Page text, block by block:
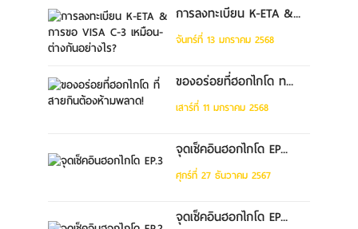
การลงทะเบียน K-ETA &...
จันทร์ที่ 13 มกราคม 2568
ของอร่อยที่ฮอกไกโด ท...
เสาร์ที่ 11 มกราคม 2568
จุดเช็คอินฮอกไกโด EP...
ศุกร์ที่ 27 ธันวาคม 2567
จุดเช็คอินฮอกไกโด EP...